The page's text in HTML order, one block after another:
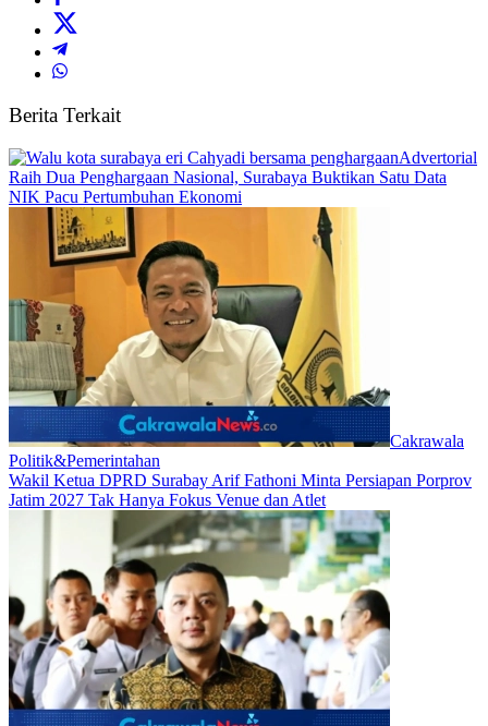
Berita Terkait
Advertorial
Raih Dua Penghargaan Nasional, Surabaya Buktikan Satu Data
NIK Pacu Pertumbuhan Ekonomi
Cakrawala
Politik&Pemerintahan
Wakil Ketua DPRD Surabay Arif Fathoni Minta Persiapan Porprov
Jatim 2027 Tak Hanya Fokus Venue dan Atlet